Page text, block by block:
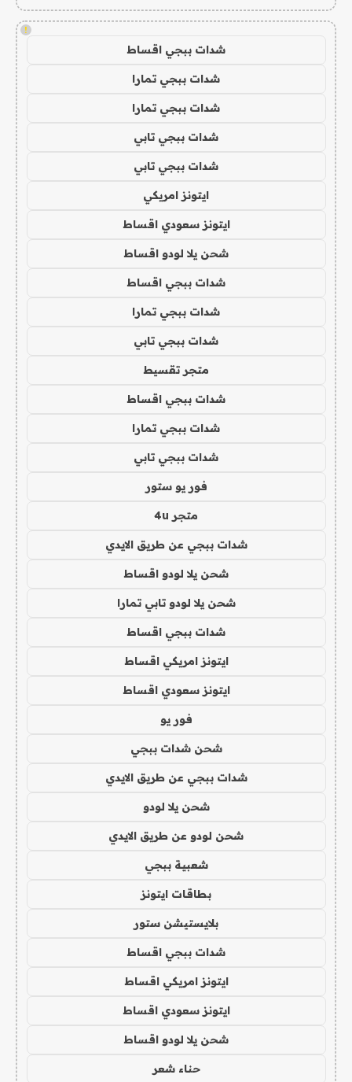
!
شدات ببجي اقساط
شدات ببجي تمارا
شدات ببجي تمارا
شدات ببجي تابي
شدات ببجي تابي
ايتونز امريكي
ايتونز سعودي اقساط
شحن يلا لودو اقساط
شدات ببجي اقساط
شدات ببجي تمارا
شدات ببجي تابي
متجر تقسيط
شدات ببجي اقساط
شدات ببجي تمارا
شدات ببجي تابي
فور يو ستور
متجر 4u
شدات ببجي عن طريق الايدي
شحن يلا لودو اقساط
شحن يلا لودو تابي تمارا
شدات ببجي اقساط
ايتونز امريكي اقساط
ايتونز سعودي اقساط
فور يو
شحن شدات ببجي
شدات ببجي عن طريق الايدي
شحن يلا لودو
شحن لودو عن طريق الايدي
شعبية ببجي
بطاقات ايتونز
بلايستيشن ستور
شدات ببجي اقساط
ايتونز امريكي اقساط
ايتونز سعودي اقساط
شحن يلا لودو اقساط
حناء شعر